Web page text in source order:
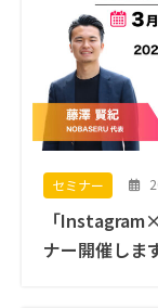
セミナー
「
ナー開催します